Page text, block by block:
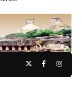
TwitterFacebook